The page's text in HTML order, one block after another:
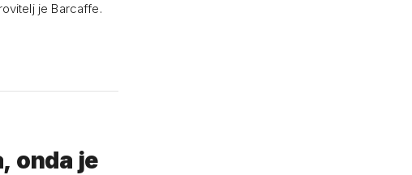
je Barcaffe.
onda je